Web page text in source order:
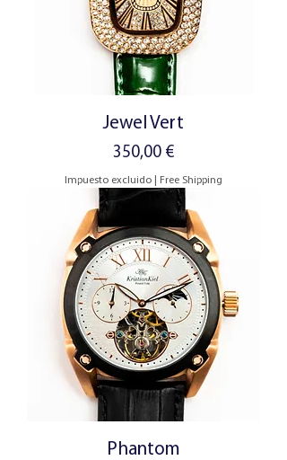
Jewel Vert
Precio
350,00 €
Impuesto excluido Free Shipping
Phantom